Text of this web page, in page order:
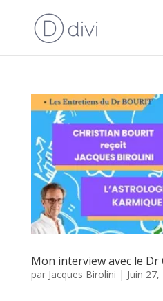
Mon interview avec le
par Jacques Birolini | Juin